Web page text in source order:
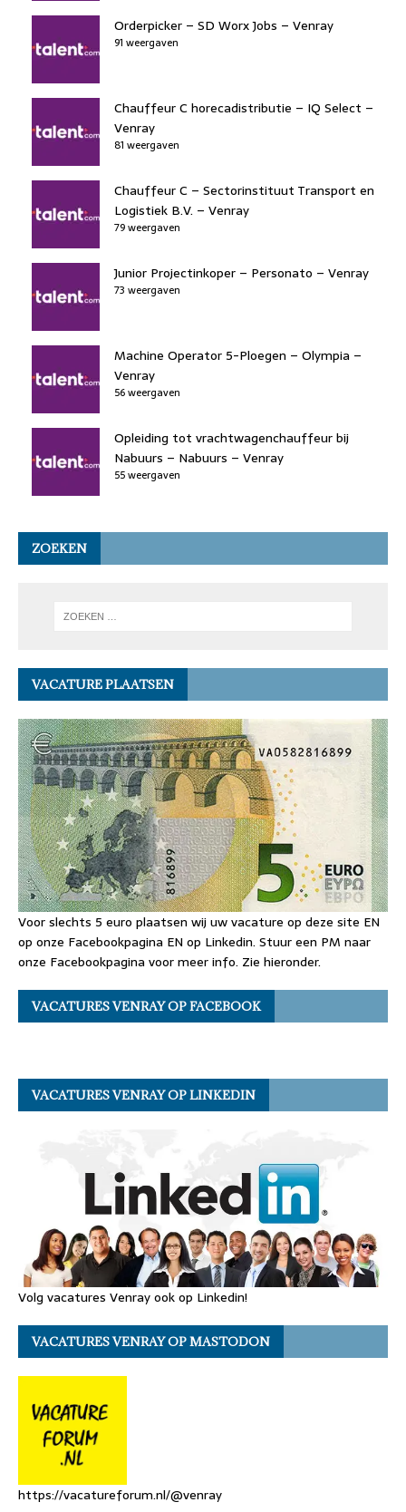
Orderpicker – SD Worx Jobs – Venray
91 weergaven
Chauffeur C horecadistributie – IQ Select –
Venray
81 weergaven
Chauffeur C – Sectorinstituut Transport en
Logistiek B.V. – Venray
79 weergaven
Junior Projectinkoper – Personato – Venray
73 weergaven
Machine Operator 5-Ploegen – Olympia –
Venray
56 weergaven
Opleiding tot vrachtwagenchauffeur bij
Nabuurs – Nabuurs – Venray
55 weergaven
ZOEKEN
VACATURE PLAATSEN
Voor slechts 5 euro plaatsen wij uw vacature op deze site EN
op onze Facebookpagina EN op Linkedin. Stuur een PM naar
onze Facebookpagina voor meer info. Zie hieronder.
VACATURES VENRAY OP FACEBOOK
VACATURES VENRAY OP LINKEDIN
Volg vacatures Venray ook op Linkedin!
VACATURES VENRAY OP MASTODON
https://vacatureforum.nl/@venray